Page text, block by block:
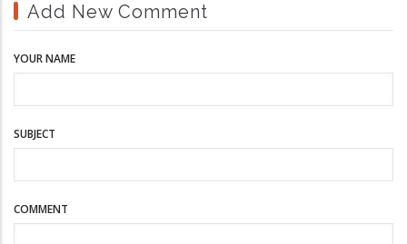
Add New Comment
YOUR NAME
SUBJECT
COMMENT